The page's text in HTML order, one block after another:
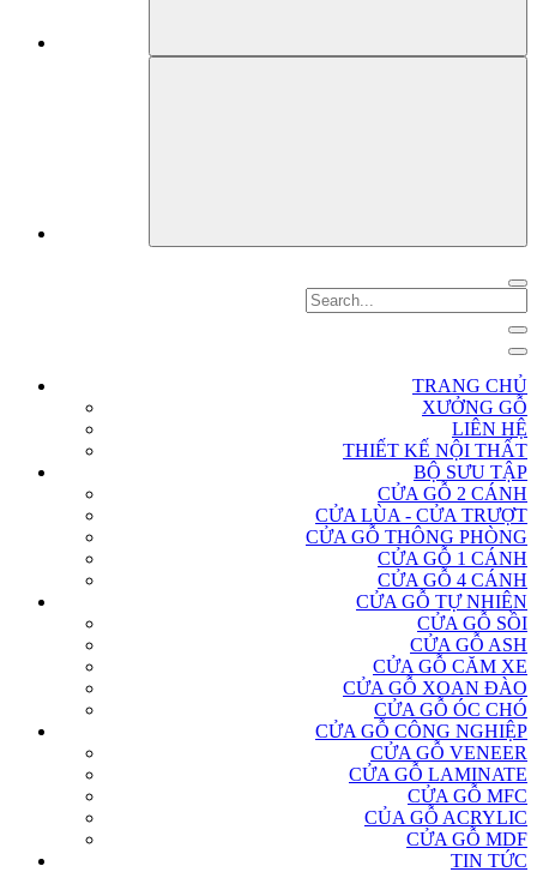
TRANG CHỦ
XƯỞNG GỖ
LIÊN HỆ
THIẾT KẾ NỘI THẤT
BỘ SƯU TẬP
CỬA GỖ 2 CÁNH
CỬA LÙA - CỬA TRƯỢT
CỬA GỖ THÔNG PHÒNG
CỬA GỖ 1 CÁNH
CỬA GỖ 4 CÁNH
CỬA GỖ TỰ NHIÊN
CỬA GỖ SỒI
CỬA GỖ ASH
CỬA GỖ CĂM XE
CỬA GỖ XOAN ĐÀO
CỬA GỖ ÓC CHÓ
CỬA GỖ CÔNG NGHIỆP
CỬA GỖ VENEER
CỬA GỖ LAMINATE
CỬA GỖ MFC
CỦA GỖ ACRYLIC
CỬA GỖ MDF
TIN TỨC